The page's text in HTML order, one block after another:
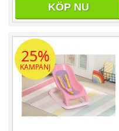
KÖP NU
25%
KAMPANJ